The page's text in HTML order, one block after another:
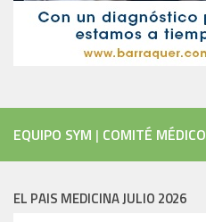
EQUIPO SYM | COMITÉ MÉDICO
EL PAIS MEDICINA JULIO 2026